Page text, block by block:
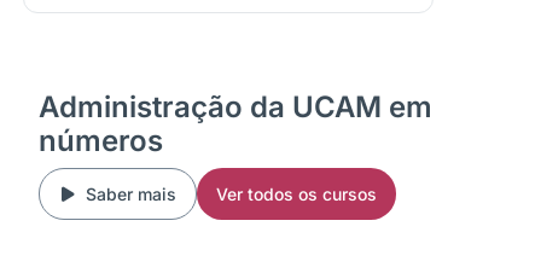
Administração da UCAM em
números
Saber mais Ver todos os cursos